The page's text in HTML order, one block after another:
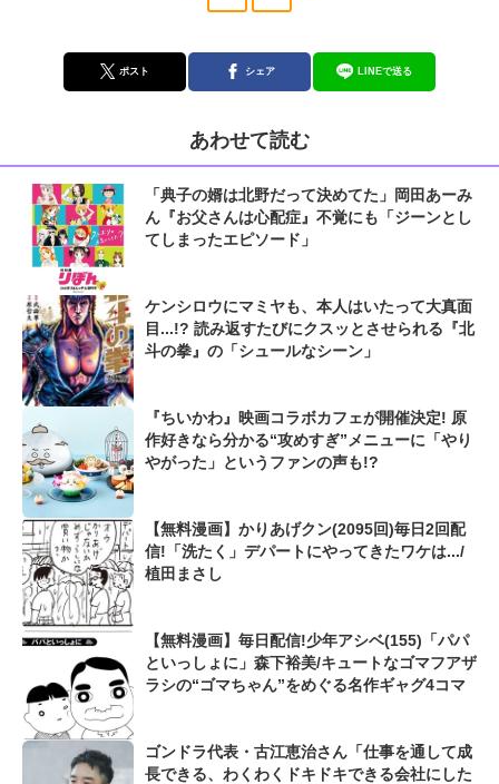
ポスト シェア LINEで送る
あわせて読む
「典子の婿は北野だって決めてた」岡田あーみ
ん『お父さんは心配症』不覚にも「ジーンとし
てしまったエピソード」
ケンシロウにマミヤも、本人はいたって大真面
目...!? 読み返すたびにクスッとさせられる『北
斗の拳』の「シュールなシーン」
『ちいかわ』映画コラボカフェが開催決定! 原
作好きなら分かる“攻めすぎ”メニューに「やり
やがった」というファンの声も!?
【無料漫画】かりあげクン(2095回)毎日2回配
信!「洗たく」デパートにやってきたワケは.../
植田まさし
【無料漫画】毎日配信!少年アシベ(155)「パパ
といっしょに」森下裕美/キュートなゴマフアザ
ラシの“ゴマちゃん”をめぐる名作ギャグ4コマ
ゴンドラ代表・古江恵治さん「仕事を通して成
長できる、わくわくドキドキできる会社にした